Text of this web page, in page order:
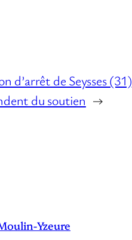
d’arrêt de Seysses (31)
du soutien →
Yzeure